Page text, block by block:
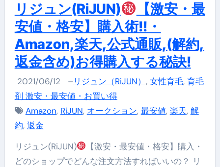
リジュン(RiJUN)
【激安・最
安値・格安】購入術!!・
Amazon,楽天,公式通販,(解約,
返金含め)お得購入する秘訣!
2021/06/12 – リジュン（RiJUN） , 女性育毛, 育毛
剤 激安・最安値・お買い得
Amazon, RiJUN, オークション, 最安値, 楽天, 解
約, 返金
リジュン(RiJUN)
【激安・最安値・格安】購入・
どのショップでどんな注文方法すればいいの？ リ